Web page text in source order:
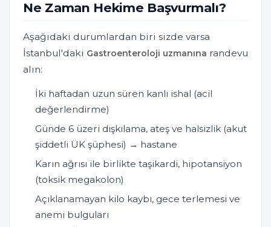
Ne Zaman Hekime Başvurmalı?
Aşağıdaki durumlardan biri sizde varsa
İstanbul'daki Gastroenteroloji uzmanına randevu
alın:
İki haftadan uzun süren kanlı ishal (acil
değerlendirme)
Günde 6 üzeri dışkılama, ateş ve halsizlik (akut
şiddetli ÜK şüphesi) → hastane
Karın ağrısı ile birlikte taşikardi, hipotansiyon
(toksik megakolon)
Açıklanamayan kilo kaybı, gece terlemesi ve
anemi bulguları